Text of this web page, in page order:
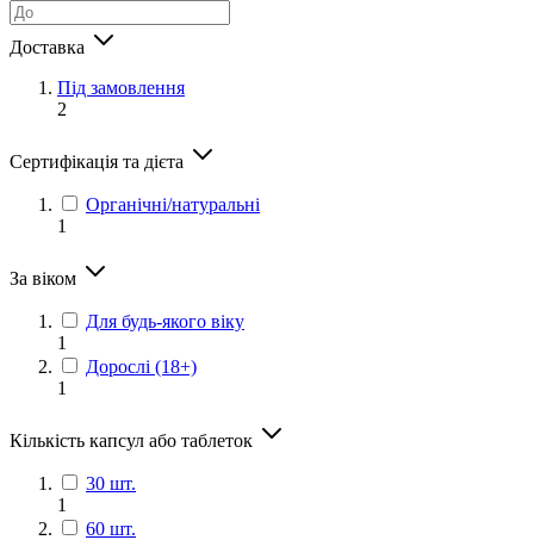
Доставка
Під замовлення
2
Сертифікація та дієта
Органічні/натуральні
1
За віком
Для будь-якого віку
1
Дорослі (18+)
1
Кількість капсул або таблеток
30 шт.
1
60 шт.